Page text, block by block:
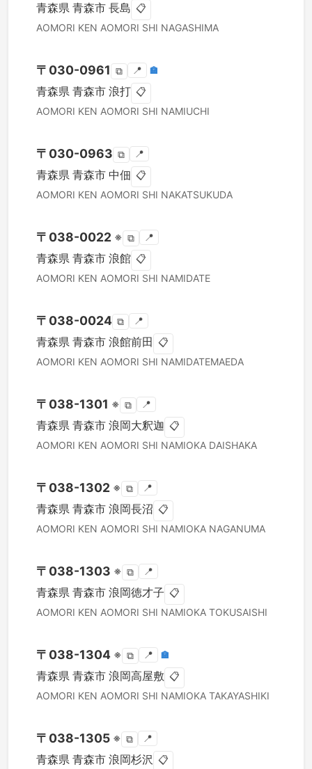
青森県 青森市 長島 📋
AOMORI KEN AOMORI SHI NAGASHIMA
〒 030-0961 ⧉ 📍 🏣
青森県 青森市 浪打 📋
AOMORI KEN AOMORI SHI NAMIUCHI
〒 030-0963 ⧉ 📍
青森県 青森市 中佃 📋
AOMORI KEN AOMORI SHI NAKATSUKUDA
〒 038-0022 ※ ⧉ 📍
青森県 青森市 浪館 📋
AOMORI KEN AOMORI SHI NAMIDATE
〒 038-0024 ⧉ 📍
青森県 青森市 浪館前田 📋
AOMORI KEN AOMORI SHI NAMIDATEMAEDA
〒 038-1301 ※ ⧉ 📍
青森県 青森市 浪岡大釈迦 📋
AOMORI KEN AOMORI SHI NAMIOKA DAISHAKA
〒 038-1302 ※ ⧉ 📍
青森県 青森市 浪岡長沼 📋
AOMORI KEN AOMORI SHI NAMIOKA NAGANUMA
〒 038-1303 ※ ⧉ 📍
青森県 青森市 浪岡徳才子 📋
AOMORI KEN AOMORI SHI NAMIOKA TOKUSAISHI
〒 038-1304 ※ ⧉ 📍 🏣
青森県 青森市 浪岡高屋敷 📋
AOMORI KEN AOMORI SHI NAMIOKA TAKAYASHIKI
〒 038-1305 ※ ⧉ 📍
青森県 青森市 浪岡杉沢 📋